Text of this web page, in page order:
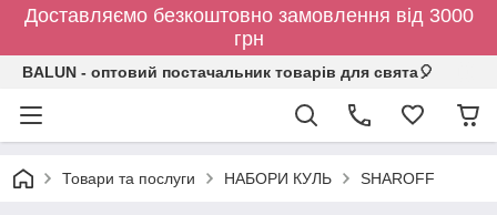
Доставляємо безкоштовно замовлення від 3000
грн
BALUN - оптовий постачальник товарів для свята🎈
Товари та послуги НАБОРИ КУЛЬ SHAROFF